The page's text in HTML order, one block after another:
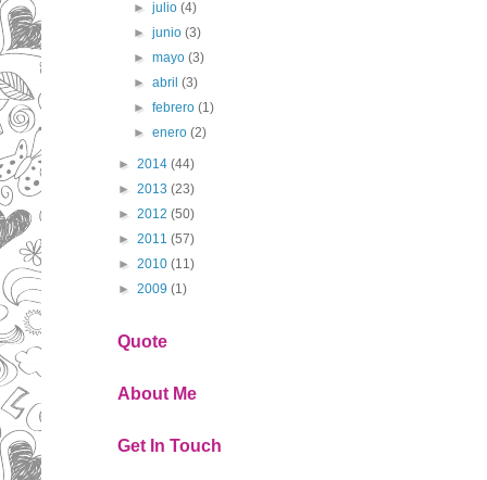
►julio (4)
►junio (3)
►mayo (3)
►abril (3)
►febrero (1)
►enero (2)
► 2014 (44)
► 2013 (23)
► 2012 (50)
► 2011 (57)
► 2010 (11)
► 2009 (1)
Quote
About Me
Get In Touch